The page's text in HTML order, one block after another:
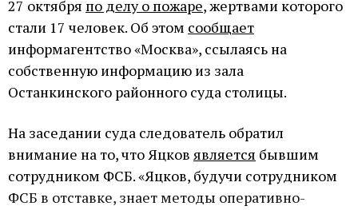
27 октября по делу о пожаре, жертвами которого
стали 17 человек. Об этом сообщает
информагентство «Москва», ссылаясь на
собственную информацию из зала
Останкинского районного суда столицы.
На заседании суда следователь обратил
внимание на то, что Яцков является бывшим
сотрудником ФСБ. «Яцков, будучи сотрудником
ФСБ в отставке, знает методы оперативно-